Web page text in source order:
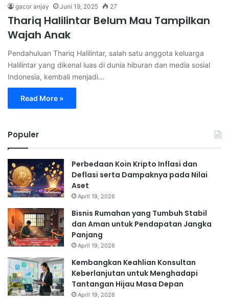
gacor anjay Juni 19, 2025 27
Thariq Halilintar Belum Mau Tampilkan
Wajah Anak
Pendahuluan Thariq Halilintar, salah satu anggota keluarga
Halilintar yang dikenal luas di dunia hiburan dan media sosial
Indonesia, kembali menjadi…
Read More »
Populer
Perbedaan Koin Kripto Inflasi dan
Deflasi serta Dampaknya pada Nilai
Aset
April 19, 2026
Bisnis Rumahan yang Tumbuh Stabil
dan Aman untuk Pendapatan Jangka
Panjang
April 19, 2026
Kembangkan Keahlian Konsultan
Keberlanjutan untuk Menghadapi
Tantangan Hijau Masa Depan
April 19, 2026